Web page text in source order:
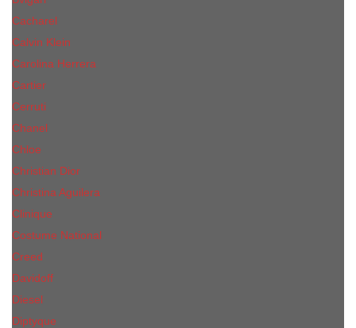
Cacharel
Calvin Klein
Carolina Herrera
Cartier
Cerruti
Сhanеl
Chloe
Christian Dior
Christina Aguilera
Сliniquе
Costume National
Creed
Davidoff
Diesel
Diptyque